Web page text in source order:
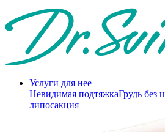
Услуги для нее
Невидимая подтяжкаГрудь без
липосакция